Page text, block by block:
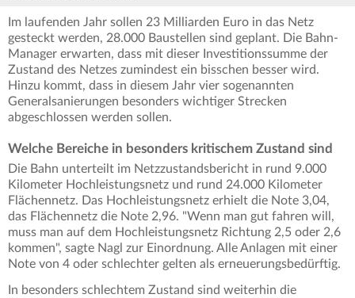
Im laufenden Jahr sollen 23 Milliarden Euro in das Netz
gesteckt werden, 28.000 Baustellen sind geplant. Die Bahn-
Manager erwarten, dass mit dieser Investitionssumme der
Zustand des Netzes zumindest ein bisschen besser wird.
Hinzu kommt, dass in diesem Jahr vier sogenannten
Generalsanierungen besonders wichtiger Strecken
abgeschlossen werden sollen.
Welche Bereiche in besonders kritischem Zustand sind
Die Bahn unterteilt im Netzzustandsbericht in rund 9.000
Kilometer Hochleistungsnetz und rund 24.000 Kilometer
Flächennetz. Das Hochleistungsnetz erhielt die Note 3,04,
das Flächennetz die Note 2,96. "Wenn man gut fahren will,
muss man auf dem Hochleistungsnetz Richtung 2,5 oder 2,6
kommen", sagte Nagl zur Einordnung. Alle Anlagen mit einer
Note von 4 oder schlechter gelten als erneuerungsbedürftig.
In besonders schlechtem Zustand sind weiterhin die